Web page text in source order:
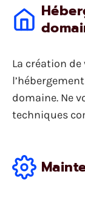
La création
domaine. Ne
techniques